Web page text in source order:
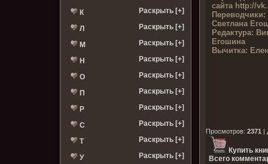
К Раскрыть [+]
Л Раскрыть [+]
М Раскрыть [+]
Н Раскрыть [+]
О Раскрыть [+]
П Раскрыть [+]
Р Раскрыть [+]
С Раскрыть [+]
Т Раскрыть [+]
У Раскрыть [+]
сайта http://
Переводчики:
Светлана
Редактура:
Егошина
Вычитка:
Просмотров:2371 |
Купить
Всего